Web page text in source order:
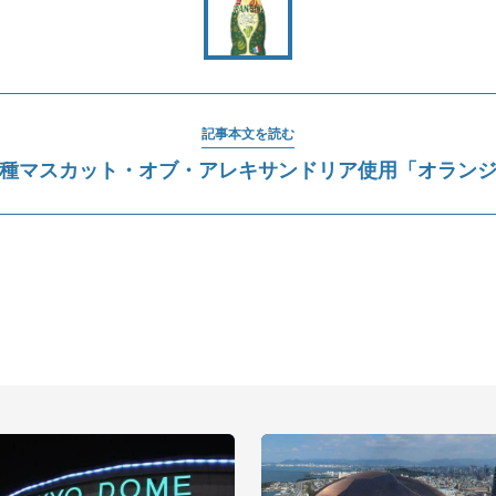
記事本文を読む
マスカット・オブ・アレキサンドリア使用「オラン